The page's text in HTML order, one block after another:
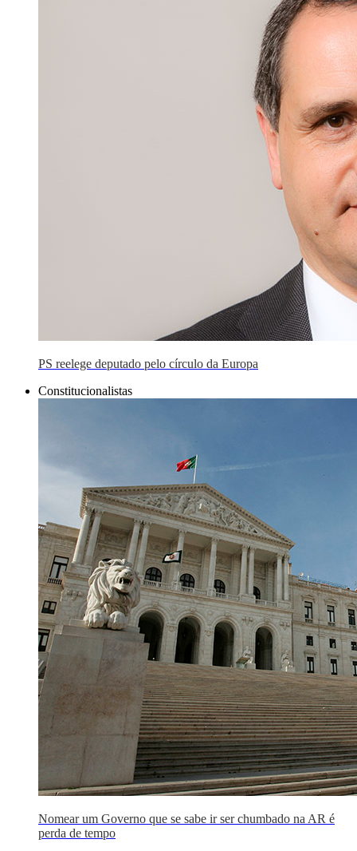
PS reelege deputado pelo círculo da Europa
Constitucionalistas
Nomear um Governo que se sabe ir ser chumbado na AR é
perda de tempo